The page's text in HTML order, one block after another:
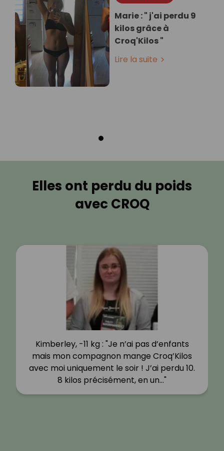
Marie : " j'ai perdu 9
kilos grâce à
Croq'Kilos "
Lire la suite
Elles ont perdu du poids
avec CROQ
Kimberley, -11 kg : "Je n’ai pas d’enfants
mais mon compagnon mange Croq’Kilos
avec moi uniquement le soir ! J’ai perdu 10.
8 kilos précisément, en un…"